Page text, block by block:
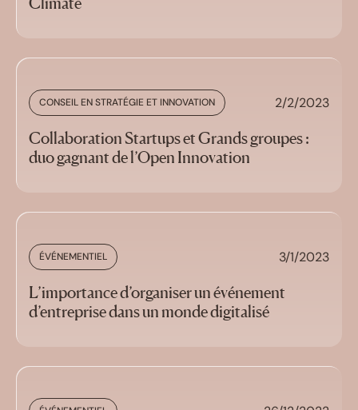
CONSEIL EN STRATÉGIE ET INNOVATION 2/2/2023
Collaboration Startups et Grands groupes :
duo gagnant de l’Open Innovation
ÉVÉNEMENTIEL 3/1/2023
L’importance d’organiser un événement
d’entreprise dans un monde digitalisé